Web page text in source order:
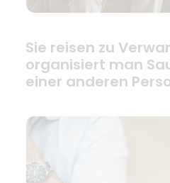
Sie reisen zu
organisiert man
einer anderen